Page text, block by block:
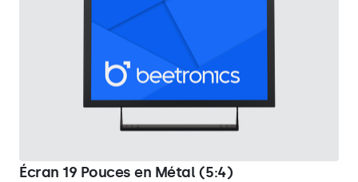
Écran 19 Pouces en Métal (5:4)